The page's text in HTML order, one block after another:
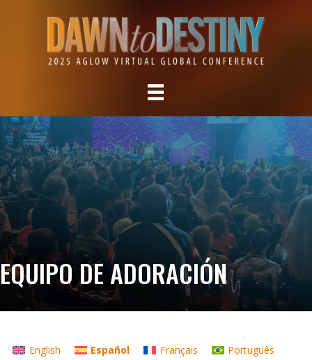
EQUIPO DE ADORACIÓN
English Español Français Português